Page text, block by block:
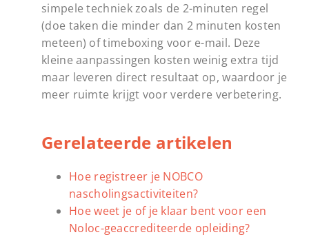
simpele techniek zoals de 2-minuten regel
(doe taken die minder dan 2 minuten kosten
meteen) of timeboxing voor e-mail. Deze
kleine aanpassingen kosten weinig extra tijd
maar leveren direct resultaat op, waardoor je
meer ruimte krijgt voor verdere verbetering.
Gerelateerde artikelen
Hoe registreer je NOBCO
nascholingsactiviteiten?
Hoe weet je of je klaar bent voor een
Noloc-geaccrediteerde opleiding?